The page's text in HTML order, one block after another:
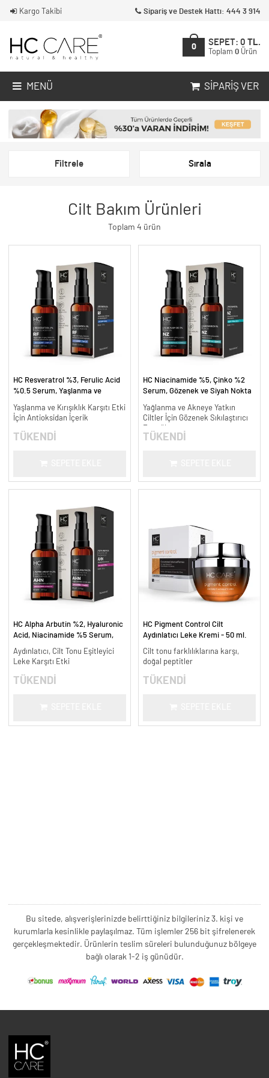
Kargo Takibi Sipariş ve Destek Hattı: 444 3 914
0
SEPET: 0 TL.
Toplam 0 Ürün
MENÜ SIPARIŞ VER
Filtrele Sırala
Cilt Bakım Ürünleri
Toplam 4 ürün
HC Resveratrol %3, Ferulic Acid
%0.5 Serum, Yaşlanma ve
Yaşlanma ve Kırışıklık Karşıtı Etki
İçin Antioksidan İçerik
TÜKENDİ
HC Niacinamide %5, Çinko %2
Serum, Gözenek ve Siyah Nokta
30 ml.
Yağlanma ve Akneye Yatkın
Ciltler İçin Gözenek Sıkılaştırıcı
Formül
TÜKENDİ
HC Alpha Arbutin %2, Hyaluronic
Acid, Niacinamide %5 Serum,
ml.
Aydınlatıcı, Cilt Tonu Eşitleyici
Leke Karşıtı Etki
TÜKENDİ
HC Pigment Control Cilt
Aydınlatıcı Leke Kremi - 50 ml.
Cilt tonu farklılıklarına karşı,
doğal peptitler
TÜKENDİ
Bu sitede, alışverişlerinizde belirttiğiniz bilgileriniz 3. kişi ve
kurumlarla kesinlikle paylaşılmaz. Tüm işlemler 256 bit şifrelenerek
gerçekleşmektedir. Ürünlerin teslim süreleri bulunduğunuz bölgeye
bağlı olarak 1-2 iş günüdür.